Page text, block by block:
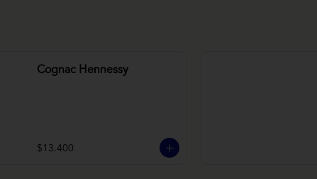
Cognac Hennessy
$13.400